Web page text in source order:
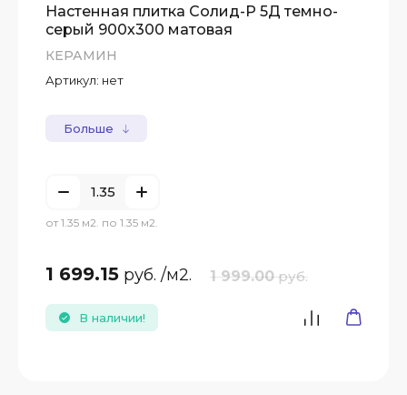
Настенная плитка Солид-Р 5Д темно-
серый 900х300 матовая
КЕРАМИН
Артикул: нет
Больше
от 1.35 м2. по 1.35 м2.
1 699.15 руб. /м2. 1 999.00 руб.
В наличии!